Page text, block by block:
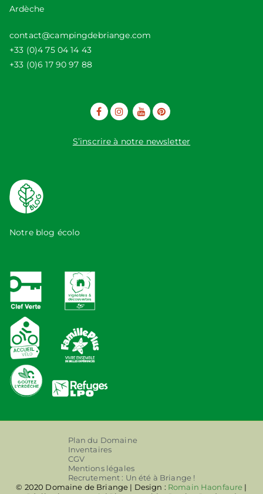
Ardèche
contact@campingdebriange.com
+33 (0)4 75 04 14 43
+33 (0)6 17 90 97 88
S’inscrire à notre newsletter
Notre blog écolo
Plan du Domaine
Inventaires
CGV
Mentions légales
Recrutement : Un été à Briange !
© 2020 Domaine de Briange | Design : Romain Haonfaure |